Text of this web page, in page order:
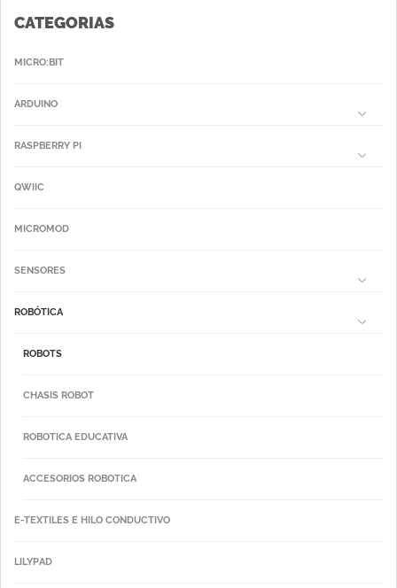
CATEGORIAS
MICRO:BIT
ARDUINO
RASPBERRY PI
QWIIC
MICROMOD
SENSORES
ROBÓTICA
ROBOTS
CHASIS ROBOT
ROBOTICA EDUCATIVA
ACCESORIOS ROBOTICA
E-TEXTILES E HILO CONDUCTIVO
LILYPAD